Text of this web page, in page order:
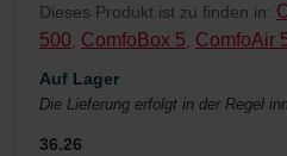
Dieses Produkt ist zu finden in:
500, ComfoBox 5, ComfoAir
Auf Lager
Die Lieferung erfolgt in der Regel
36.26